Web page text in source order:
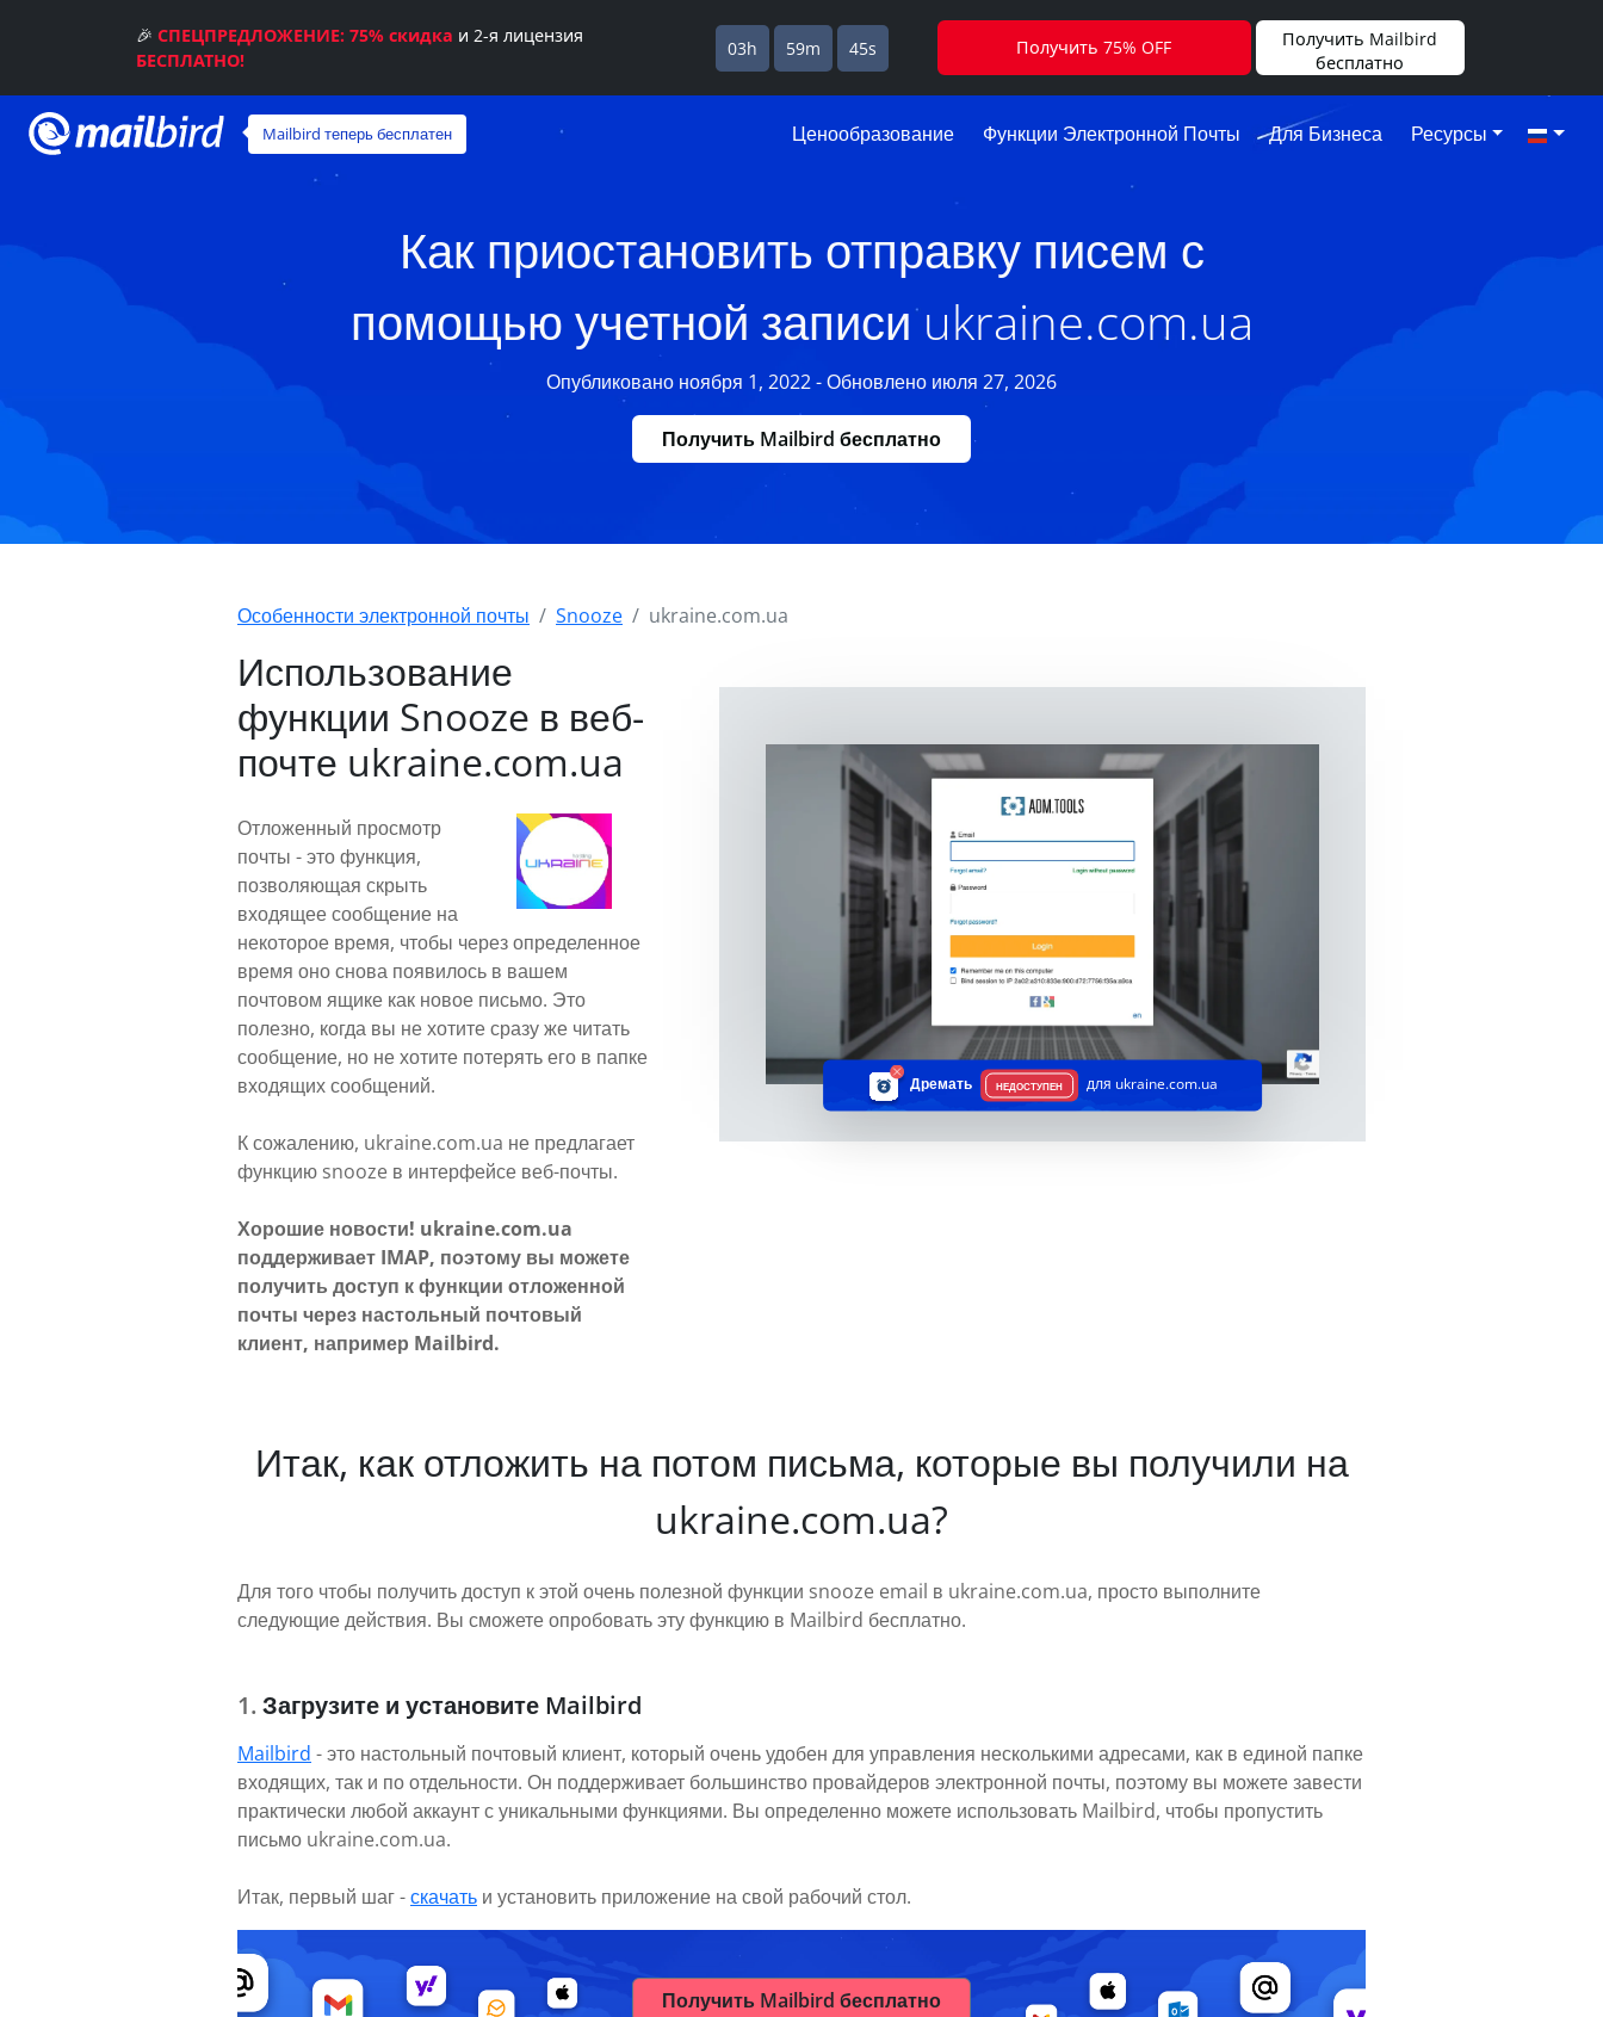
Mailbird теперь бесплатен Ценообразование Функции Электронной Почты Для Бизнеса Ресурсы
Как приостановить отправку писем с
помощью учетной записи ukraine.com.ua
Опубликовано ноября 1, 2022 - Обновлено июля 27, 2026
Получить Mailbird бесплатно
Особенности электронной почты Snooze ukraine.com.ua
Использование
функции Snooze в веб-
почте ukraine.com.ua
Отложенный просмотр
почты - это функция,
позволяющая скрыть
входящее сообщение на
некоторое время, чтобы через определенное
время оно снова появилось в вашем
почтовом ящике как новое письмо. Это
полезно, когда вы не хотите сразу же читать
сообщение, но не хотите потерять его в папке
входящих сообщений.
К сожалению, ukraine.com.ua не предлагает
функцию snooze в интерфейсе веб-почты.
Хорошие новости! ukraine.com.ua
поддерживает IMAP, поэтому вы можете
получить доступ к функции отложенной
почты через настольный почтовый
клиент, например Mailbird.
Дремать НЕДОСТУПЕН для ukraine.com.ua
Итак, как отложить на потом письма, которые вы получили на
ukraine.com.ua?
Для того чтобы получить доступ к этой очень полезной функции snooze email в ukraine.com.ua, просто выполните
следующие действия. Вы сможете опробовать эту функцию в Mailbird бесплатно.
Загрузите и установите Mailbird
Mailbird - это настольный почтовый клиент, который очень удобен для управления несколькими адресами, как в единой папке
входящих, так и по отдельности. Он поддерживает большинство провайдеров электронной почты, поэтому вы можете завести
практически любой аккаунт с уникальными функциями. Вы определенно можете использовать Mailbird, чтобы пропустить
письмо ukraine.com.ua.
Итак, первый шаг -скачать и установить приложение на свой рабочий стол.
Получить Mailbird бесплатно
🎉 СПЕЦПРЕДЛОЖЕНИЕ: 75% скидка и 2-я лицензия
БЕСПЛАТНО!
03h 59m 44s Получить 75% OFF
Получить Mailbird
бесплатно